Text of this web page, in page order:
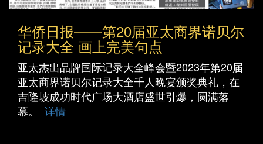
华侨日报——第20届亚太商界诺贝尔
记录大全 画上完美句点
亚太杰出品牌国际记录大全峰会暨2023年第20届
亚太商界诺贝尔记录大全千人晚宴颁奖典礼，在
吉隆坡成功时代广场大酒店盛世引爆，圆满落
幕。
详情